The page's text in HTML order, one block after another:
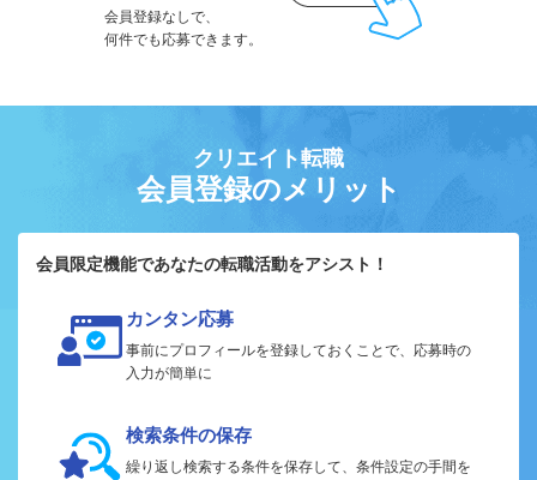
会員登録なしで、
何件でも応募できます。
クリエイト転職
会員登録のメリット
会員限定機能であなたの転職活動をアシスト！
カンタン応募
事前にプロフィールを登録しておくことで、応募時の
入力が簡単に
検索条件の保存
繰り返し検索する条件を保存して、条件設定の手間を